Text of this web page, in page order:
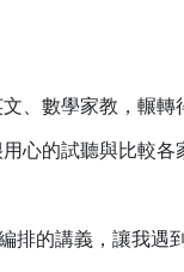
、數學家教，輾轉
心的試聽與比較各
的講義，讓我遇